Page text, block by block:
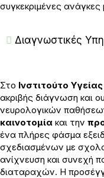
συγκεκριμένες ανάγκες
Διαγνωστικές
Στο Ινστιτούτο
ακριβής διάγνωση και
νευρολογικών
καινοτομία και την
ένα πλήρες φάσμα
σχεδιασμένων με
ανίχνευση και συνεχή
διαταραχών. Η